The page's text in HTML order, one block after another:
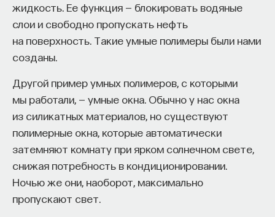
жидкость. Ее функция — блокировать водяные
слои и свободно пропускать нефть
на поверхность. Такие умные полимеры были нами
созданы.
Другой пример умных полимеров, с которыми
мы работали, — умные окна. Обычно у нас окна
из силикатных материалов, но существуют
полимерные окна, которые автоматически
затемняют комнату при ярком солнечном свете,
снижая потребность в кондиционировании.
Ночью же они, наоборот, максимально
пропускают свет.
в геноме тренирует клетку выявлять
ретровирусные последовательности внутри
своего генетического материала и подавлять
их экспрессию. Чтобы механизм работал, в нашем
быть «предустановленные тренировочные
последовательности».
Как вирусы встраиваются в геном
У позвоночных эндогенные ретровирусы
встречаются довольно часто. Обнаружить
их в геноме несложно, поскольку все семейства